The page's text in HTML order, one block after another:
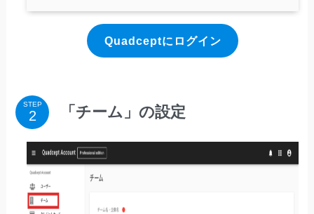
Quadceptにログイン
STEP 「チーム」の設定